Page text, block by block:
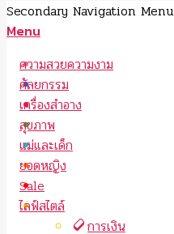
Secondary Navigation Menu
Menu
ความสวยความงาม
ศัลยกรรม
เครื่องสำอาง
สุขภาพ
แม่และเด็ก
ยอดหญิง
Sale
ไลฟ์สไตล์
การเงิน